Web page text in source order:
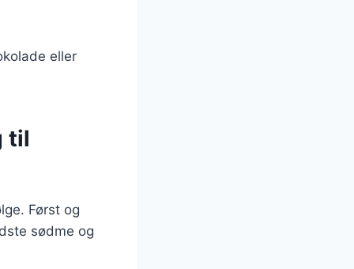
eller
til
Først og
sødme og